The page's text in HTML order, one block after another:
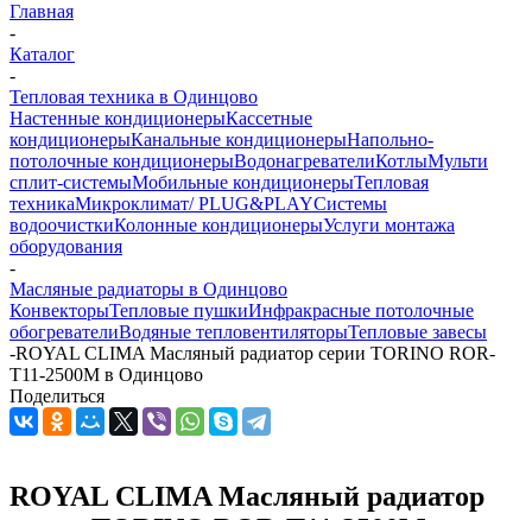
Главная
-
Каталог
-
Тепловая техника в Одинцово
Настенные кондиционерыКассетные
кондиционерыКанальные кондиционерыНапольно-
потолочные кондиционерыВодонагревателиКотлыМульти
сплит-системыМобильные кондиционерыТепловая
техникаМикроклимат/ PLUG&PLAYСистемы
водоочисткиКолонные кондиционерыУслуги монтажа
оборудования
-
Масляные радиаторы в Одинцово
КонвекторыТепловые пушкиИнфракрасные потолочные
обогревателиВодяные тепловентиляторыТепловые завесы
-ROYAL CLIMA Масляный радиатор серии TORINO ROR-
T11-2500M в Одинцово
Поделиться
ROYAL CLIMA Масляный радиатор